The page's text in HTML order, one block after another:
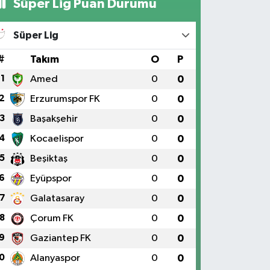
Süper Lig Puan Durumu
Süper Lig
Takım O P
1 Amed 0 0
Erzurumspor FK 0 0
3 Başakşehir 0 0
Kocaelispor 0 0
5 Beşiktaş 0 0
Eyüpspor 0 0
7 Galatasaray 0 0
8 Çorum FK 0 0
Gaziantep FK 0 0
Alanyaspor 0 0